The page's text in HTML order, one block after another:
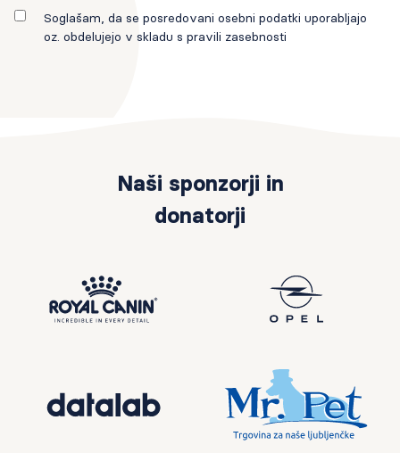
Soglašam, da se posredovani osebni podatki uporabljajo
oz. obdelujejo v skladu s pravili zasebnosti
Naši sponzorji in
donatorji